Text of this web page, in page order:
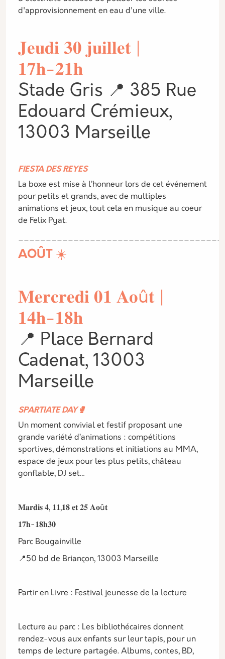
d'approvisionnement en eau d'une ville.
𝐉𝐞𝐮𝐝𝐢 𝟑𝟎 𝐣𝐮𝐢𝐥𝐥𝐞𝐭 |
𝟏𝟕𝐡-𝟐𝟏𝐡
Stade Gris 📍 385 Rue
Edouard Crémieux,
13003 Marseille
FIESTA DES REYES
La boxe est mise à l’honneur lors de cet événement
pour petits et grands, avec de multiples
animations et jeux, tout cela en musique au coeur
de Felix Pyat.
AOÛT ☀️
𝐌𝐞𝐫𝐜𝐫𝐞𝐝𝐢 𝟎𝟏 𝐀𝐨û𝐭 |
𝟏𝟒𝐡-𝟏𝟖𝐡
📍 Place Bernard
Cadenat, 13003
Marseille
SPARTIATE DAY🥊
Un moment convivial et festif proposant une
grande variété d’animations : compétitions
sportives, démonstrations et initiations au MMA,
espace de jeux pour les plus petits, château
gonflable, DJ set…
𝐌𝐚𝐫𝐝𝐢𝐬 𝟒, 𝟏𝟏,𝟏𝟖 𝐞𝐭 𝟐𝟓 𝐀𝐨û𝐭
𝟏𝟕𝐡-𝟏𝟖𝐡𝟑𝟎
Parc Bougainville
📍50 bd de Briançon, 13003 Marseille
Partir en Livre : Festival jeunesse de la lecture
Lecture au parc : Les bibliothécaires donnent
rendez-vous aux enfants sur leur tapis, pour un
temps de lecture partagée. Albums, contes, BD,